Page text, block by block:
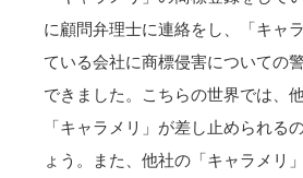
に顧問弁理士に連絡をし、「キャ
ている会社に商標侵害についての
できました。こちらの世界では、
「キャラメリ」が差し止められる
ょう。また、他社の「キャラメリ